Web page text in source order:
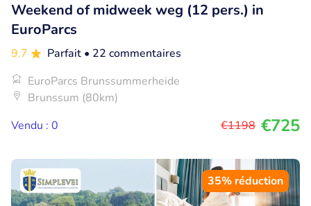
Weekend of midweek weg (12 pers.) in
EuroParcs
9.7 Parfait • 22 commentaires
EuroParcs Brunssummerheide
Brunssum (80km)
Vendu : 0
€1198 €725
35% réduction